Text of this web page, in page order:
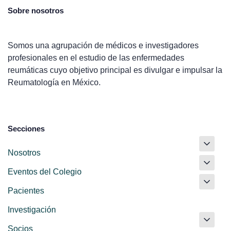
Sobre nosotros
Somos una agrupación de médicos e investigadores
profesionales en el estudio de las enfermedades
reumáticas cuyo objetivo principal es divulgar e impulsar la
Reumatología en México.
Secciones
Nosotros
Eventos del Colegio
Pacientes
Investigación
Socios